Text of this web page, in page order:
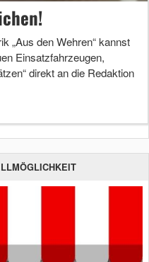
„Aus den Wehren“ kannst
Einsatzfahrzeugen,
direkt an die Redaktion